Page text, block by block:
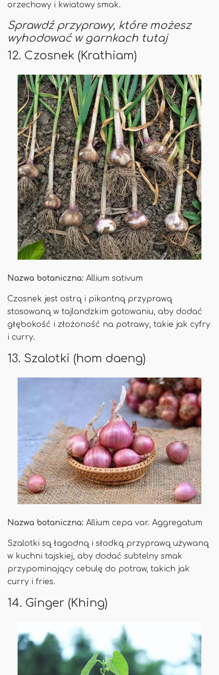
orzechowy i kwiatowy smak.
Sprawdź przyprawy, które możesz
wyhodować w garnkach tutaj
12. Czosnek (Krathiam)
Nazwa botaniczna: Allium sativum
Czosnek jest ostrą i pikantną przyprawą
stosowaną w tajlandzkim gotowaniu, aby dodać
głębokość i złożoność na potrawy, takie jak cyfry
i curry.
13. Szalotki (hom daeng)
Nazwa botaniczna: Allium cepa var. Aggregatum
Szalotki są łagodną i słodką przyprawą używaną
w kuchni tajskiej, aby dodać subtelny smak
przypominający cebulę do potraw, takich jak
curry i fries.
14. Ginger (Khing)